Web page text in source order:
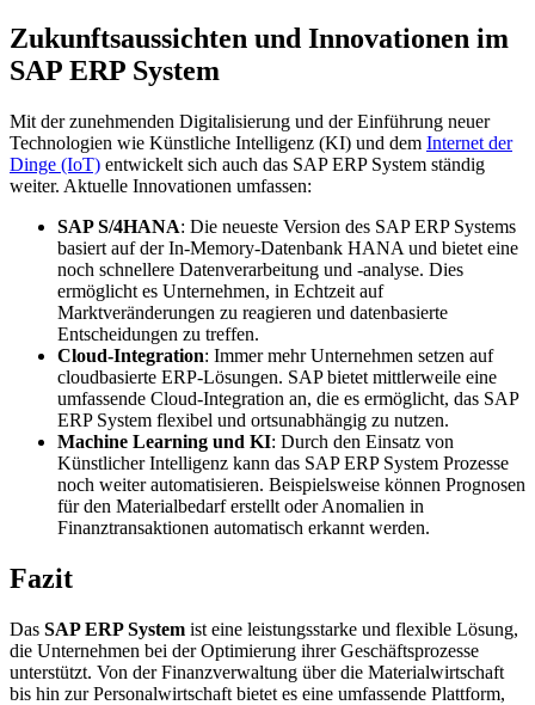
Zukunftsaussichten und Innovationen im
SAP ERP System
Mit der zunehmenden Digitalisierung und der Einführung neuer
Technologien wie Künstliche Intelligenz (KI) und dem Internet der
Dinge (IoT) entwickelt sich auch das SAP ERP System ständig
weiter. Aktuelle Innovationen umfassen:
SAP S/4HANA: Die neueste Version des SAP ERP Systems
basiert auf der In-Memory-Datenbank HANA und bietet eine
noch schnellere Datenverarbeitung und -analyse. Dies
ermöglicht es Unternehmen, in Echtzeit auf
Marktveränderungen zu reagieren und datenbasierte
Entscheidungen zu treffen.
Cloud-Integration: Immer mehr Unternehmen setzen auf
cloudbasierte ERP-Lösungen. SAP bietet mittlerweile eine
umfassende Cloud-Integration an, die es ermöglicht, das SAP
ERP System flexibel und ortsunabhängig zu nutzen.
Machine Learning und KI: Durch den Einsatz von
Künstlicher Intelligenz kann das SAP ERP System Prozesse
noch weiter automatisieren. Beispielsweise können Prognosen
für den Materialbedarf erstellt oder Anomalien in
Finanztransaktionen automatisch erkannt werden.
Fazit
Das SAP ERP System ist eine leistungsstarke und flexible Lösung,
die Unternehmen bei der Optimierung ihrer Geschäftsprozesse
unterstützt. Von der Finanzverwaltung über die Materialwirtschaft
bis hin zur Personalwirtschaft bietet es eine umfassende Plattform,